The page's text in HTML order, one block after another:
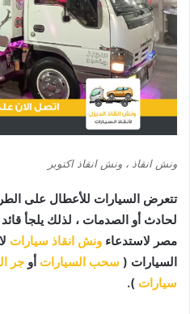
ونش انقاذ ، ونش انقاذ اكتوبر
تتعرض السيارات للأعطال على
لحادث أو الصدمات ، لذلك يلجأ
مصر لاستدعاء ونش انقاذ سيارات
السيارات ( سحب السيارات أو جر
سيارات ).